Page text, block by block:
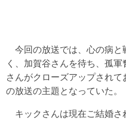
今回の放送では、心の病と
く、加賀谷さんを待ち、孤軍
さんがクローズアップされ
の放送の主題となっていた。
キックさんは現在ご結婚さ